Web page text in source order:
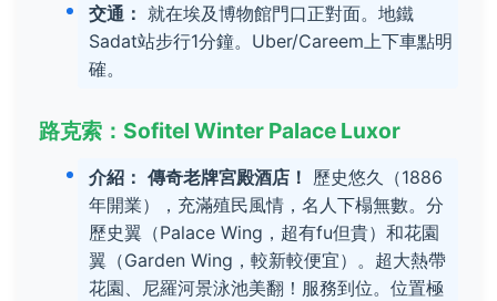
交通： 就在埃及博物館門口正對面。地鐵
Sadat站步行1分鐘。Uber/Careem上下車點明
確。
路克索：Sofitel Winter Palace Luxor
介紹： 傳奇老牌宮殿酒店！ 歷史悠久（1886
年開業），充滿殖民風情，名人下榻無數。分
歷史翼（Palace Wing，超有fu但貴）和花園
翼（Garden Wing，較新較便宜）。超大熱帶
花園、尼羅河景泳池美翻！服務到位。位置極